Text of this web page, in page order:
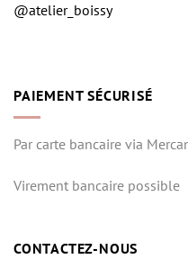
@atelier_boissy
PAIEMENT SÉCURISÉ
Par carte bancaire via
Virement bancaire possible
CONTACTEZ-NOUS